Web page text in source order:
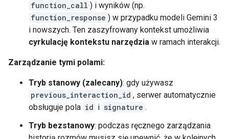
function_call ) i wyników (np.
function_response ) w przypadku modeli Gemini 3
i nowszych. Ten zaszyfrowany kontekst umożliwia
cyrkulację kontekstu narzędzia w ramach interakcji.
Zarządzanie tymi polami:
Tryb stanowy (zalecany): gdy używasz
previous_interaction_id , serwer automatycznie
obsługuje pola id i signature .
Tryb bezstanowy: podczas ręcznego zarządzania